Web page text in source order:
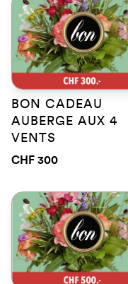
BON CADEAU
AUBERGE AUX 4
VENTS
CHF 300